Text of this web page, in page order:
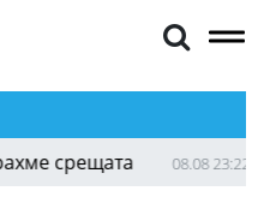
лимит 08.08 23:33